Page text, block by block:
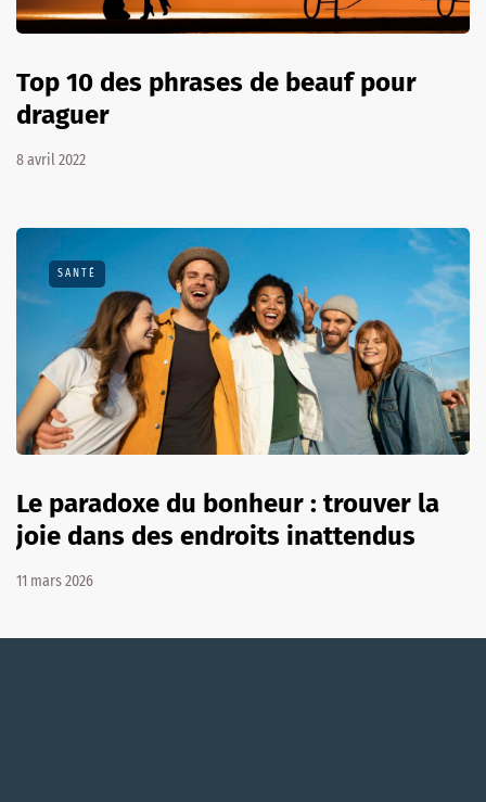
Top 10 des phrases de beauf pour
draguer
8 avril 2022
SANTÉ
Le paradoxe du bonheur : trouver la
joie dans des endroits inattendus
11 mars 2026